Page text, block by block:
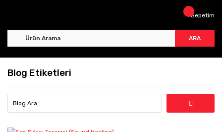
ARA
Sepetim
Blog Etiketleri